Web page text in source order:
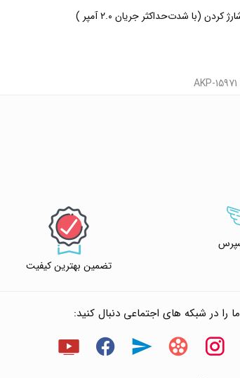
کردن (با شدت‌حداکثر جریان ۲.۰ آمپر )
تضمین بهترین کیفیت
ما را در شبکه های اجتماعی دنبال کنید: